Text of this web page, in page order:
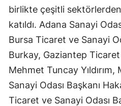
birlikte çeşitli
katıldı. Adana Sanayi
Bursa Ticaret ve Sanayi
Burkay, Gaziantep Ticaret
Mehmet Tuncay
Sanayi Odası Başkanı
Ticaret ve Sanayi Odası